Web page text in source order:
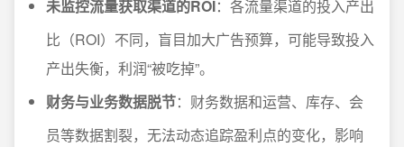
未监控流量获取渠道的ROI：各流量渠道的投入产出
比（ROI）不同，盲目加大广告预算，可能导致投入
产出失衡，利润“被吃掉”。
财务与业务数据脱节：财务数据和运营、库存、会
员等数据割裂，无法动态追踪盈利点的变化，影响